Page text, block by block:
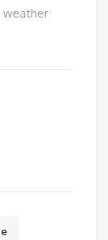
weather